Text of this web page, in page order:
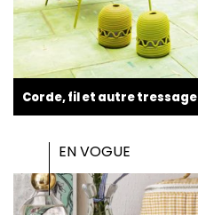
Corde, fil et autre tressage
EN VOGUE